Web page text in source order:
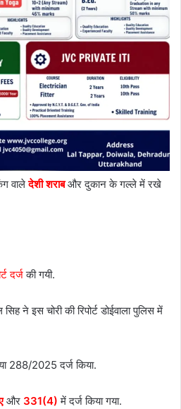
वालेदेशी शराबऔर दुकान के गल्ले में रखे
दर्जकी गयी.
ने इस चोरी की रिपोर्ट डोईवाला पुलिस में
288/2025 दर्ज किया.
और 331(4) में दर्ज किया गया.